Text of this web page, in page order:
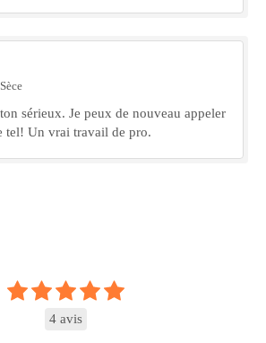
sérieux. Je peux de nouveau appeler
tel! Un vrai travail de pro.
4 avis